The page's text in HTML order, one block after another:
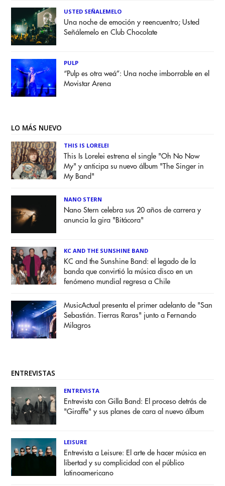
USTED SEÑALEMELO
Una noche de emoción y reencuentro; Usted
Señálemelo en Club Chocolate
PULP
“Pulp es otra weá”: Una noche imborrable en el
Movistar Arena
LO MÁS NUEVO
THIS IS LORELEI
This Is Lorelei estrena el single "Oh No Now
My" y anticipa su nuevo álbum "The Singer in
My Band"
NANO STERN
Nano Stern celebra sus 20 años de carrera y
anuncia la gira "Bitácora"
KC AND THE SUNSHINE BAND
KC and the Sunshine Band: el legado de la
banda que convirtió la música disco en un
fenómeno mundial regresa a Chile
MusicActual presenta el primer adelanto de "San
Sebastián. Tierras Raras" junto a Fernando
Milagros
ENTREVISTAS
ENTREVISTA
Entrevista con Gilla Band: El proceso detrás de
"Giraffe" y sus planes de cara al nuevo álbum
LEISURE
Entrevista a Leisure: El arte de hacer música en
libertad y su complicidad con el público
latinoamericano